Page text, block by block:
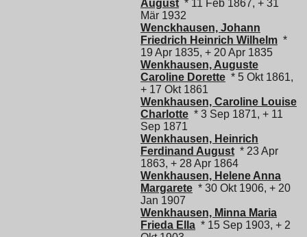
August * 11 Feb 1867, + 31
Mär 1932
Wenckhausen, Johann
Friedrich Heinrich Wilhelm *
19 Apr 1835, + 20 Apr 1835
Wenkhausen, Auguste
Caroline Dorette * 5 Okt 1861,
+ 17 Okt 1861
Wenkhausen, Caroline Louise
Charlotte * 3 Sep 1871, + 11
Sep 1871
Wenkhausen, Heinrich
Ferdinand August * 23 Apr
1863, + 28 Apr 1864
Wenkhausen, Helene Anna
Margarete * 30 Okt 1906, + 20
Jan 1907
Wenkhausen, Minna Maria
Frieda Ella * 15 Sep 1903, + 2